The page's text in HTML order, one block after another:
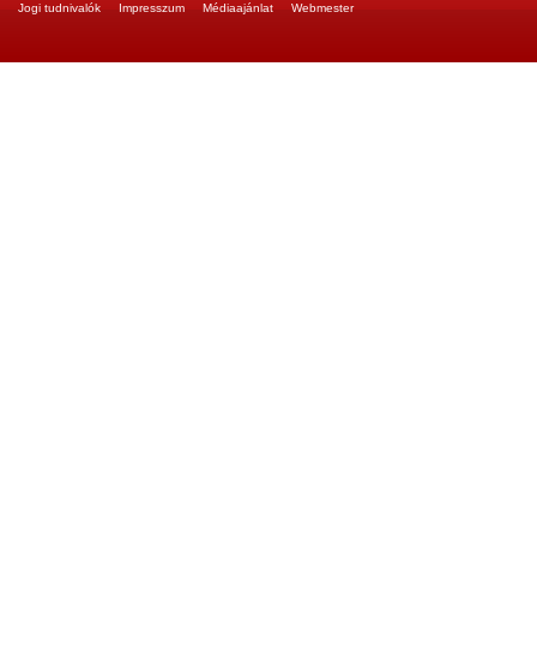
Jogi tudnivalók Impresszum Médiaajánlat Webmester